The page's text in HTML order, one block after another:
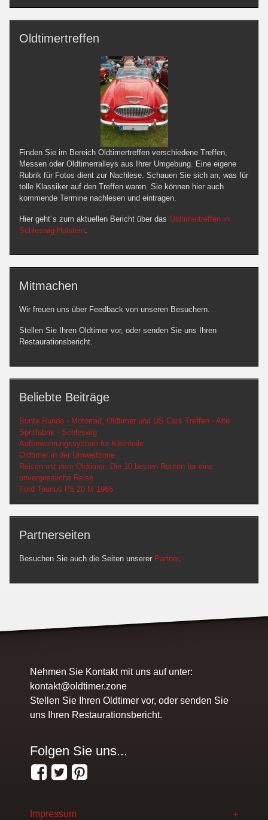
Oldtimertreffen
Finden Sie im Bereich Oldtimertreffen verschiedene Treffen,
Messen oder Oldtimerralleys aus Ihrer Umgebung. Eine eigene
Rubrik für Fotos dient zur Nachlese. Schauen Sie sich an, was für
tolle Klassiker auf den Treffen waren. Sie können hier auch
kommende Termine nachlesen und eintragen.
Hier geht´s zum aktuellen Bericht über das Oldtimertreffen in
Schleswig-Holstein.
Mitmachen
Wir freuen uns über Feedback von unseren Besuchern.
Stellen Sie Ihren Oldtimer vor, oder senden Sie uns Ihren
Restaurationsbericht.
Beliebte Beiträge
Bunte Runde - Motorrad, Oldtimer und US Cars Treffen - Alte
Spritfabrik - Schleswig
Aufbewahrungssystem für Kleinteile
Oldtimer in der Umweltzone
Reisen mit dem Oldtimer: Die 10 besten Routen für eine
unvergessliche Reise
Ford Taunus P5 20 M 1965
Partnerseiten
Besuchen Sie auch die Seiten unserer Partner.
Nehmen Sie Kontakt mit uns auf unter:
kontakt@oldtimer.zone
Stellen Sie Ihren Oldtimer vor, oder senden Sie
uns Ihren Restaurationsbericht.
Folgen Sie uns...
Impressum